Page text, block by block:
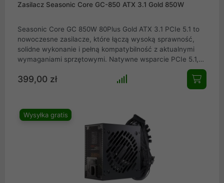
Zasilacz Seasonic Core GC-850 ATX 3.1 Gold 850W
Seasonic Core GC 850W 80Plus Gold ATX 3.1 PCIe 5.1 to
nowoczesne zasilacze, które łączą wysoką sprawność,
solidne wykonanie i pełną kompatybilność z aktualnymi
wymaganiami sprzętowymi. Natywne wsparcie PCIe 5.1,
okablowanie czynią z nich bezpieczny i przyszłościowy
wybór dla użytkowników, którzy oczekują stabilności i
399,00 zł
Wysyłka gratis